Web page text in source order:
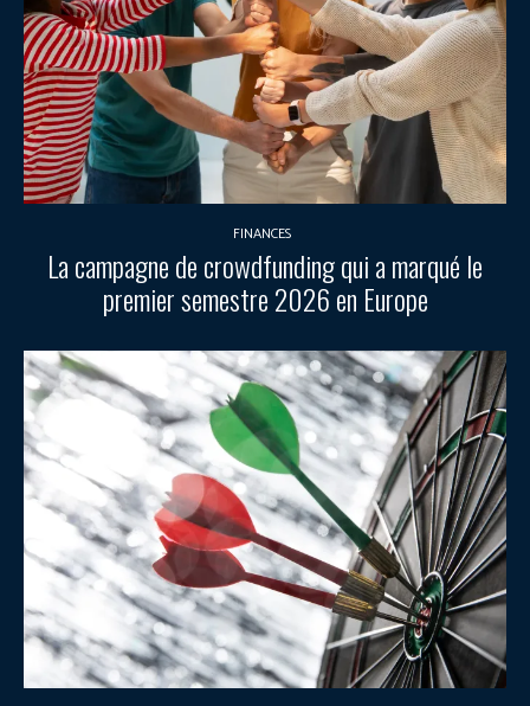
FINANCES
La campagne de crowdfunding qui a marqué le
premier semestre 2026 en Europe